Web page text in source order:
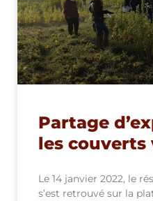
Partage
les couverts
Le 14 janvier 2022, le
s’est retrouvé sur la